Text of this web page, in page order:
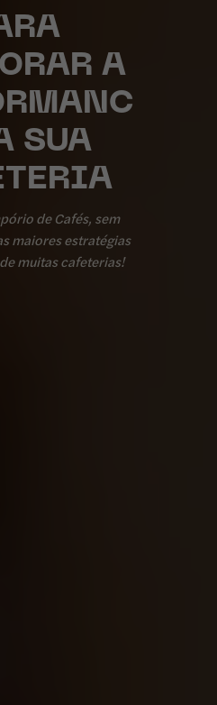
A
SUA
de Cafés, sem
maiores estratégias
muitas cafeterias!